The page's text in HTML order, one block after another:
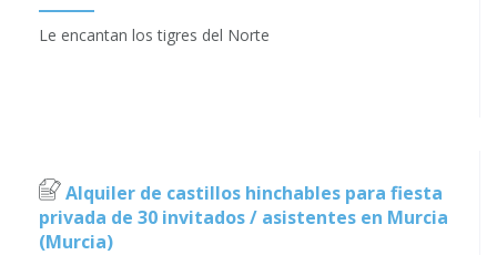
Le encantan los tigres del Norte
Alquiler de castillos hinchables para fiesta
privada de 30 invitados / asistentes en Murcia
(Murcia)